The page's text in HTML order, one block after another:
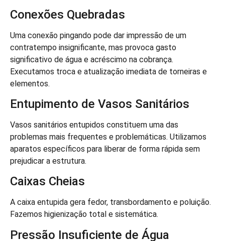
Conexões Quebradas
Uma conexão pingando pode dar impressão de um
contratempo insignificante, mas provoca gasto
significativo de água e acréscimo na cobrança.
Executamos troca e atualização imediata de torneiras e
elementos.
Entupimento de Vasos Sanitários
Vasos sanitários entupidos constituem uma das
problemas mais frequentes e problemáticas. Utilizamos
aparatos específicos para liberar de forma rápida sem
prejudicar a estrutura.
Caixas Cheias
A caixa entupida gera fedor, transbordamento e poluição.
Fazemos higienização total e sistemática.
Pressão Insuficiente de Água